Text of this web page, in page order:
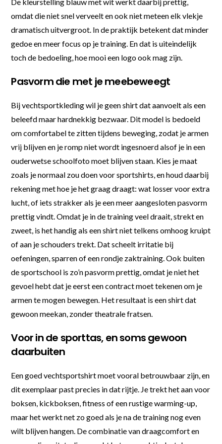
omdat die niet snel verveelt en ook niet meteen elk vlekje
dramatisch uitvergroot. In de praktijk betekent dat minder
gedoe en meer focus op je training. En dat is uiteindelijk
toch de bedoeling, hoe mooi een logo ook mag zijn.
Pasvorm die met je meebeweegt
Bij vechtsportkleding wil je geen shirt dat aanvoelt als een
beleefd maar hardnekkig bezwaar. Dit model is bedoeld
om comfortabel te zitten tijdens beweging, zodat je armen
vrij blijven en je romp niet wordt ingesnoerd alsof je in een
ouderwetse schoolfoto moet blijven staan. Kies je maat
zoals je normaal zou doen voor sportshirts, en houd daarbij
rekening met hoe je het graag draagt: wat losser voor extra
lucht, of iets strakker als je een meer aangesloten pasvorm
prettig vindt. Omdat je in de training veel draait, strekt en
zweet, is het handig als een shirt niet telkens omhoog kruipt
of aan je schouders trekt. Dat scheelt irritatie bij
oefeningen, sparren of een rondje zaktraining. Ook buiten
de sportschool is zo’n pasvorm prettig, omdat je niet het
gevoel hebt dat je eerst een contract moet tekenen om je
armen te mogen bewegen. Het resultaat is een shirt dat
gewoon meekan, zonder theatrale fratsen.
Voor in de sporttas, en soms gewoon
daarbuiten
Een goed vechtsportshirt moet vooral betrouwbaar zijn, en
dit exemplaar past precies in dat rijtje. Je trekt het aan voor
boksen, kickboksen, fitness of een rustige warming-up,
maar het werkt net zo goed als je na de training nog even
wilt blijven hangen. De combinatie van draagcomfort en